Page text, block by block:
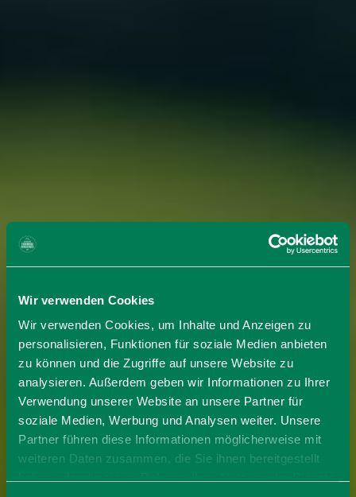
Wir verwenden Cookies
Wir verwenden Cookies, um Inhalte und Anzeigen zu
personalisieren, Funktionen für soziale Medien anbieten
zu können und die Zugriffe auf unsere Website zu
analysieren. Außerdem geben wir Informationen zu Ihrer
Verwendung unserer Website an unsere Partner für
soziale Medien, Werbung und Analysen weiter. Unsere
Partner führen diese Informationen möglicherweise mit
weiteren Daten zusammen, die Sie ihnen bereitgestellt